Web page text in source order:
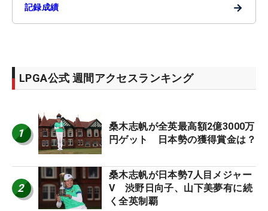
記録成績 →
LPGA公式 週間アクセスランキング
1
桑木志帆が全英最高額2億3000万
円ゲット 日本勢の獲得賞金は？
2
桑木志帆が日本勢7人目メジャー
V 渋野日向子、山下美夢有に続
く全英制覇